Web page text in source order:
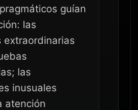
guían
las
extraordinarias
las
inusuales
atención